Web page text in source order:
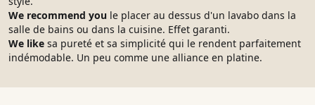
We recommend you le placer au dessus d'un lavabo dans la
salle de bains ou dans la cuisine. Effet garanti.
We like sa pureté et sa simplicité qui le rendent parfaitement
indémodable. Un peu comme une alliance en platine.